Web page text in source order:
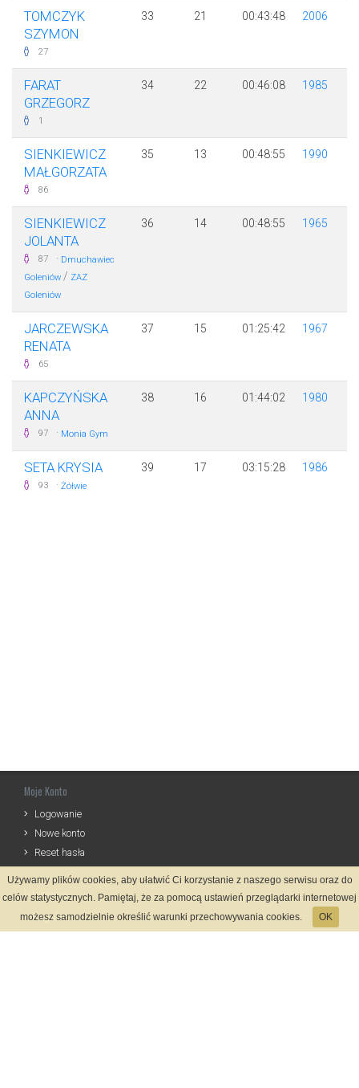
TOMCZYK
SZYMON
27
33 21 00:43:48 2006
FARAT
GRZEGORZ
1
34 22 00:46:08 1985
SIENKIEWICZ
MAŁGORZATA
86
35 13 00:48:55 1990
SIENKIEWICZ
JOLANTA
87 · Dmuchawiec
Goleniów / ZAZ
Goleniów
36 14 00:48:55 1965
JARCZEWSKA
RENATA
65
37 15 01:25:42 1967
KAPCZYŃSKA
ANNA
97 · Monia Gym
38 16 01:44:02 1980
SETA KRYSIA
93 · Żółwie
39 17 03:15:28 1986
Moje Konto
Logowanie
Nowe konto
Reset hasła
Informacje
Regulamin
Używamy plików cookies, aby ułatwić Ci korzystanie z naszego serwisu oraz do
celów statystycznych. Pamiętaj, że za pomocą ustawień przeglądarki internetowej
możesz samodzielnie określić warunki przechowywania cookies.
OK